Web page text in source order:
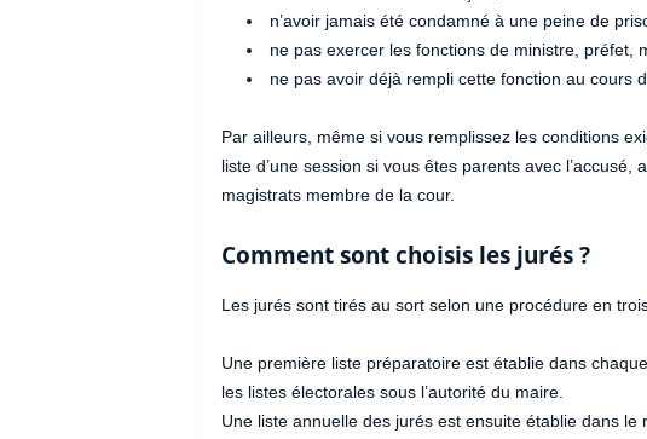
n’avoir jamais été condamné à une peine de
ne pas exercer les fonctions de ministre, préfet,
ne pas avoir déjà rempli cette fonction au cours
Par ailleurs, même si vous remplissez les conditions
liste d’une session si vous êtes parents avec l’accusé,
magistrats membre de la cour.
Comment sont choisis les jurés ?
Les jurés sont tirés au sort selon une procédure en
Une première liste préparatoire est établie dans
les listes électorales sous l’autorité du maire.
Une liste annuelle des jurés est ensuite établie dans le